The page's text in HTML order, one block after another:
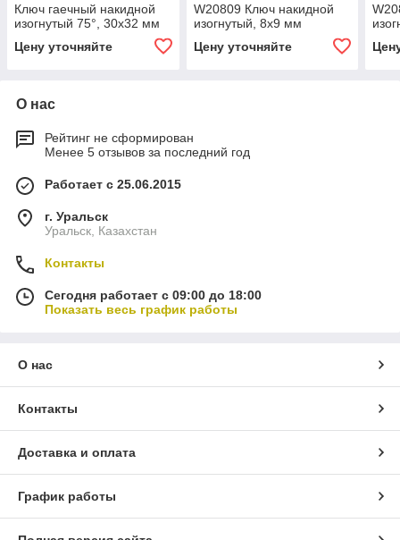
Ключ гаечный накидной
изогнутый 75°, 30х32 мм
Цену уточняйте
W20809 Ключ накидной
изогнутый, 8x9 мм
Цену уточняйте
О нас
Рейтинг не сформирован
Менее 5 отзывов за последний год
Работает с 25.06.2015
г. Уральск
Уральск, Казахстан
Контакты
Сегодня работает с 09:00 до 18:00
Показать весь график работы
О нас
Контакты
Доставка и оплата
График работы